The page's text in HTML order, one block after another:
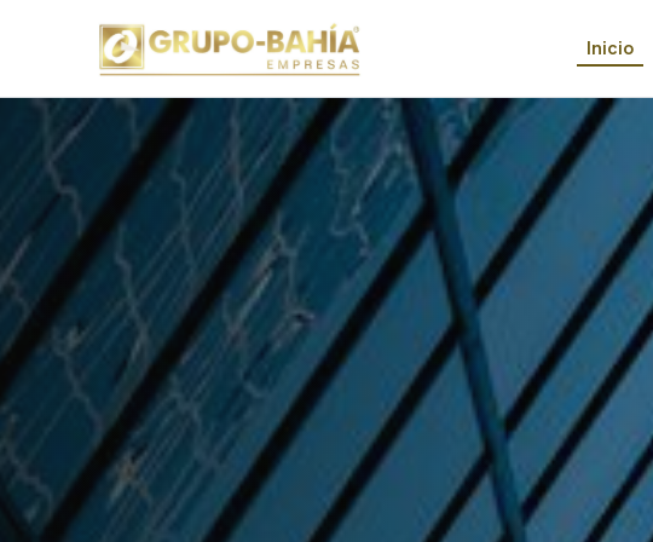
Inicio